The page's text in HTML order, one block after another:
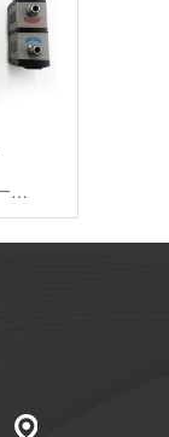
外夹式超声波流量计是一款应用广泛、通用经济型、外夹式、时差法超声波流量计。它具有非常简单的安装方式，无需破管、无需停水，使客户轻松实现灵活的管道流量测量。产品还可以配备*安装夹具，无需日常维护，长期提供可信、无飘移的数据支持